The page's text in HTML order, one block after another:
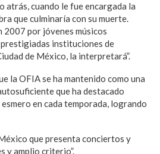
atrás, cuando le fue encargada la
que culminaría con su muerte.
2007 por jóvenes músicos
instituciones de
de México, la interpretará”.
la OFIA se ha mantenido como una
que ha destacado
en cada temporada, logrando
que presenta conciertos y
y amplio criterio”.